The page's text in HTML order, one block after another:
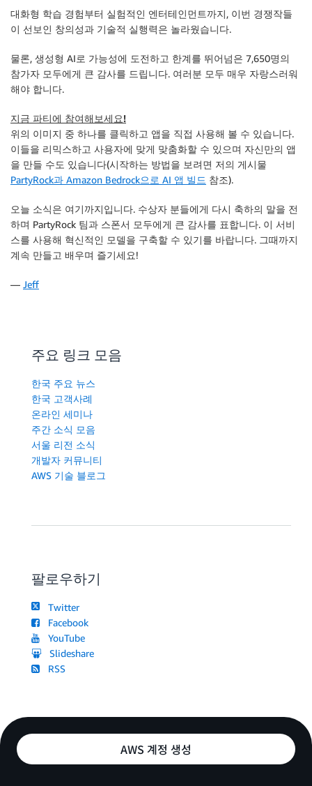
대화형 학습 경험부터 실험적인 엔터테인먼트까지, 이번 경쟁작들
이 선보인 창의성과 기술적 실행력은 놀라웠습니다.
물론, 생성형 AI로 가능성에 도전하고 한계를 뛰어넘은 7,650명의
참가자 모두에게 큰 감사를 드립니다. 여러분 모두 매우 자랑스러워
해야 합니다.
지금 파티에 참여해보세요!
위의 이미지 중 하나를 클릭하고 앱을 직접 사용해 볼 수 있습니다.
이들을 리믹스하고 사용자에 맞게 맞춤화할 수 있으며 자신만의 앱
을 만들 수도 있습니다(시작하는 방법을 보려면 저의 게시물
PartyRock과 Amazon Bedrock으로 AI 앱 빌드 참조).
오늘 소식은 여기까지입니다. 수상자 분들에게 다시 축하의 말을 전
하며 PartyRock 팀과 스폰서 모두에게 큰 감사를 표합니다. 이 서비
스를 사용해 혁신적인 모델을 구축할 수 있기를 바랍니다. 그때까지
계속 만들고 배우며 즐기세요!
— Jeff
주요 링크 모음
한국 주요 뉴스
한국 고객사례
온라인 세미나
주간 소식 모음
서울 리전 소식
개발자 커뮤니티
AWS 기술 블로그
팔로우하기
Twitter
Facebook
YouTube
Slideshare
RSS
AWS 계정 생성